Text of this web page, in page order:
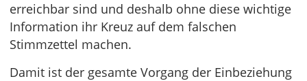
erreichbar sind und deshalb ohne diese wichtige
Information ihr Kreuz auf dem falschen
Stimmzettel machen.
Damit ist der gesamte Vorgang der Einbeziehung